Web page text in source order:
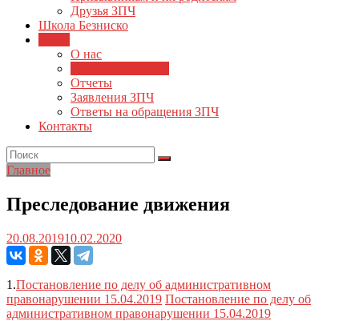
Друзья ЗПЧ
Школа Безниско
О нас
Отчеты
Заявления ЗПЧ
Ответы на обращения ЗПЧ
Контакты
Главное
Преследование движения
20.08.201910.02.2020
1.Постановление по делу об административном
правонарушении 15.04.2019 Постановление по делу об
административном правонарушении 15.04.2019